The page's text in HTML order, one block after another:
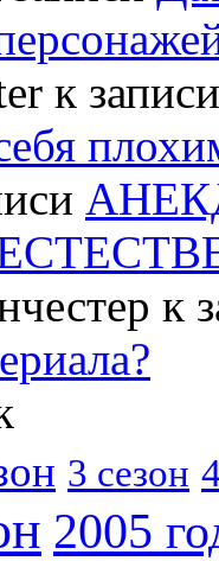
к
к
3 сезон
2005